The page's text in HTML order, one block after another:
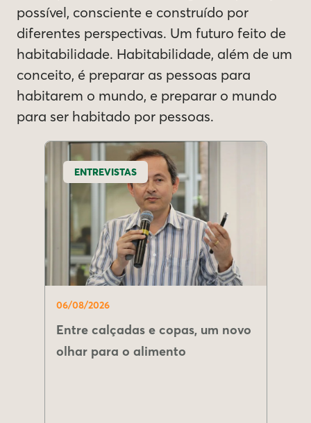
possível, consciente e construído por
diferentes perspectivas. Um futuro feito de
habitabilidade. Habitabilidade, além de um
conceito, é preparar as pessoas para
habitarem o mundo, e preparar o mundo
para ser habitado por pessoas.
ENTREVISTAS
06/08/2026
Entre calçadas e copas, um novo
olhar para o alimento